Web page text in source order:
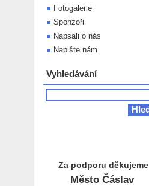
Fotogalerie
Sponzoři
Napsali o nás
Napište nám
Vyhledávání
Za podporu děkujeme
Město Čáslav